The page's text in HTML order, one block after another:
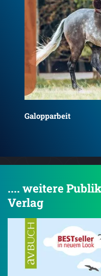
Longieren als Dialog
.... weitere
Verlag